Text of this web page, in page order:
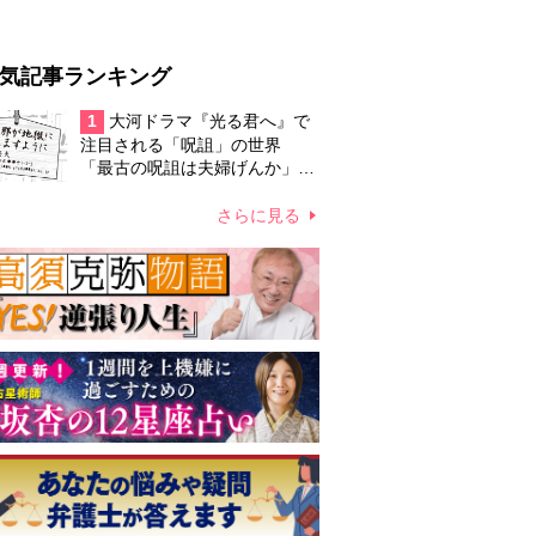
記事ランキング
1
大河ドラマ『光る君へ』で
注目される「呪詛」の世界
「最古の呪詛は夫婦げんか」
さらに見る